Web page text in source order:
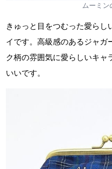
ムーミン
きゅっと目をつむった愛らし
イです。高級感のあるジャガ
ク柄の雰囲気に愛らしいキャ
いいです。